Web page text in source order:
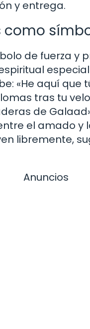
y entrega.
como
de fuerza y
especial
«He aquí
tras tu
de
el amado
libremente,
Anuncios